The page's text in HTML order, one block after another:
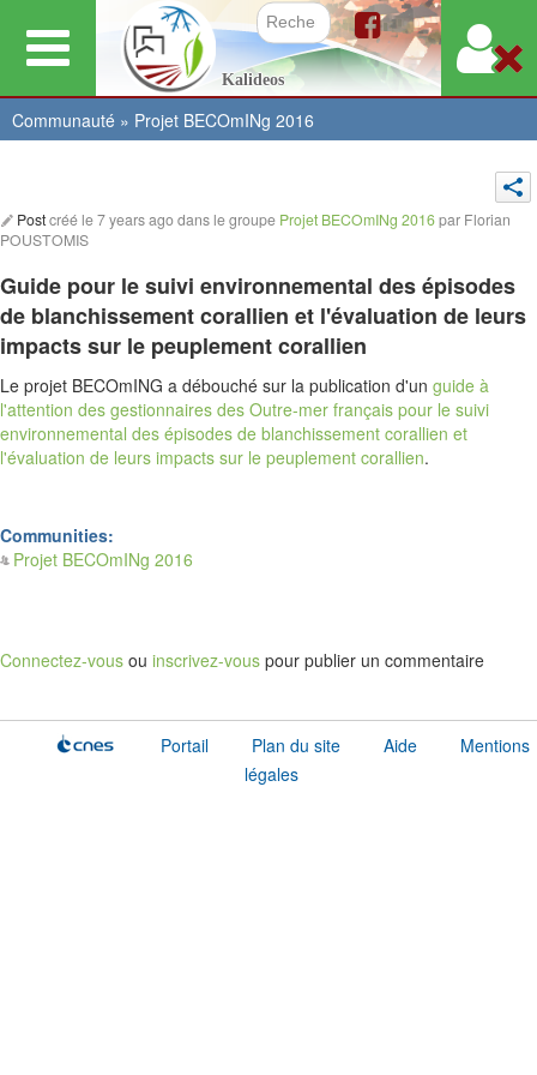
Aller
au
contenu
principal
Kalideos
Vous
êtes
ici
Communauté » Projet BECOmINg 2016
Postcréé le7 years agodans le groupe Projet BECOmINg 2016par Florian
POUSTOMIS
Guide pour le suivi environnemental des épisodes
de blanchissement corallien et l'évaluation de leurs
impacts sur le peuplement corallien
Le projet BECOmING a débouché sur la publication d'un guide à
l'attention des gestionnaires des Outre-mer français pour le suivi
environnemental des épisodes de blanchissement corallien et
l'évaluation de leurs impacts sur le peuplement corallien.
Communities:
Projet BECOmINg 2016
Connectez-vous ou inscrivez-vous pour publier un commentaire
Portail Plan du site Aide
Mentions
légales